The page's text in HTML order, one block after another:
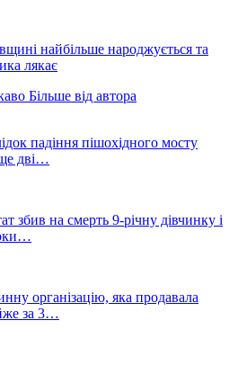
найбільше народжується та
лякає
Більше від автора
падіння пішохідного мосту
дві…
збив на смерть 9-річну дівчинку і
організацію, яка продавала
за 3…